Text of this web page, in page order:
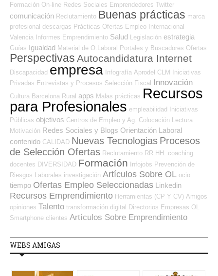
Formación On-line Redes Sociales Emprendedores Twitter
comunicación Reclutamiento Buenas prácticas marca
profesional descargas Prácticas Ofertas Empleo Internacional
Valencia
Informes Emprendimiento Salud Legislación estrategia
Guías Igualdad Material de O.Laboral Portales y Buscadores Ofertas
Perspectivas Autocandidatura Internet
Discapacidad empresa Infografía Aprodel CLM
Iniciativas
Privadas Entrevistas y Procesos Selección Fiscal Innovación
Cultura Barcelona Rural apps Malas prácticas Recursos
para Profesionales empleabilidad
Iniciativas
Públicas objetivos Centros de Empleo y Ag. Colocación
Lectura
Motivación Redes Sociales y Blogs Orientación Laboral
contenido CALIDAD Nuevas Tecnologias Procesos
de Selección Ofertas Reclutamiento RR.HH.
coaching
docentes DIVERSIDAD Formación Infojobs Prevención de
Riesgos Laborales investigación Artículos Sobre OL ocio
tiempo Ofertas Empleo Seleccionadas Linkedin
Recursos Emprendimiento Herramientas (CP Y CV) Amigos
opiniones Talento transformación digital
Directorios Empresas OL
Smartphone clientes Artículos Sobre Emprendimiento
WEBS AMIGAS